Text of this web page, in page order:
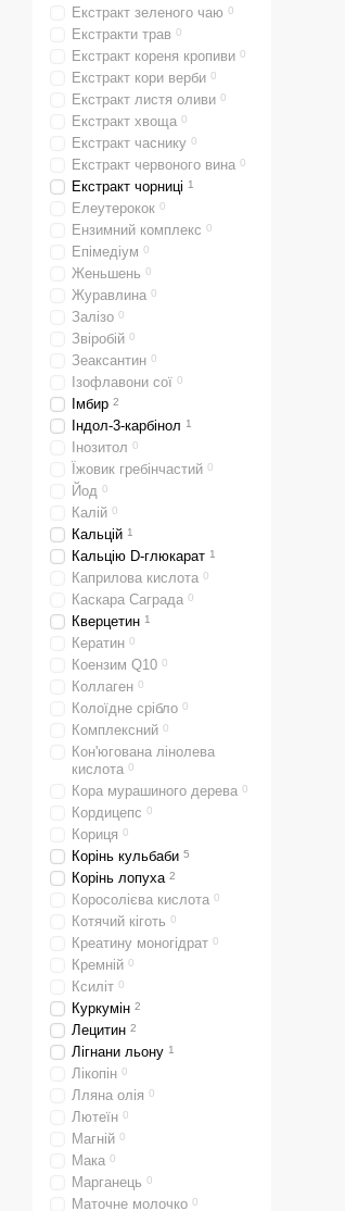
Екстракт зеленого чаю 0
Екстракти трав 0
Екстракт кореня кропиви 0
Екстракт кори верби 0
Екстракт листя оливи 0
Екстракт хвоща 0
Екстракт часнику 0
Екстракт червоного вина 0
Екстракт чорниці 1
Елеутерокок 0
Ензимний комплекс 0
Епімедіум 0
Женьшень 0
Журавлина 0
Залізо 0
Звіробій 0
Зеаксантин 0
Ізофлавони сої 0
Імбир 2
Індол-3-карбінол 1
Інозитол 0
Їжовик гребінчастий 0
Йод 0
Калій 0
Кальцій 1
Кальцію D-глюкарат 1
Каприлова кислота 0
Каскара Саграда 0
Кверцетин 1
Кератин 0
Коензим Q10 0
Коллаген 0
Колоїдне срібло 0
Комплексний 0
Кон'югована лінолева
кислота 0
Кора мурашиного дерева 0
Кордицепс 0
Кориця 0
Корінь кульбаби 5
Корінь лопуха 2
Коросолієва кислота 0
Котячий кіготь 0
Креатину моногідрат 0
Кремній 0
Ксиліт 0
Куркумін 2
Лецитин 2
Лігнани льону 1
Лікопін 0
Лляна олія 0
Лютеїн 0
Магній 0
Мака 0
Марганець 0
Маточне молочко 0